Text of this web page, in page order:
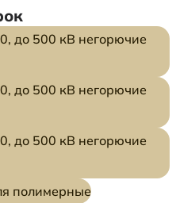
до 500 кВ негорючие
до 500 кВ негорючие
до 500 кВ негорючие
полимерные